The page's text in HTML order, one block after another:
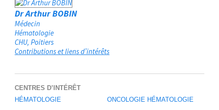
Dr Arthur BOBIN
Médecin
Hématologie
CHU Poitiers
Contributions et liens d’intérêts
CENTRES D’INTÉRÊT
HÉMATOLOGIE
ONCOLOGIE HÉMATOLOGIE